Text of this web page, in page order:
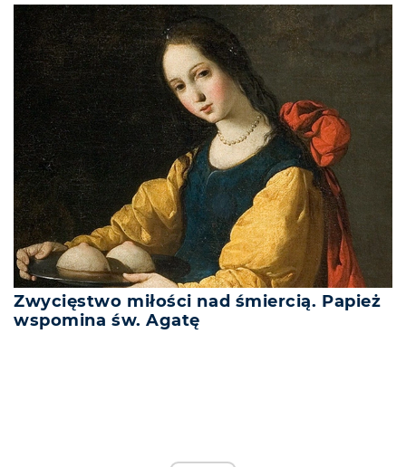
Zwycięstwo miłości nad śmiercią. Papież
wspomina św. Agatę